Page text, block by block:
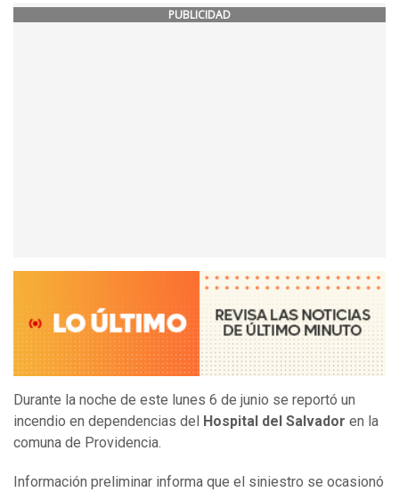
PUBLICIDAD
Durante la noche de este lunes 6 de junio se reportó un
incendio en dependencias del
Hospital del Salvador en la
comuna de Providencia.
Información preliminar informa que el siniestro se ocasionó